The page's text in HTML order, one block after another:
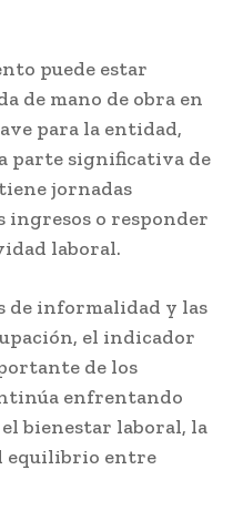
puede estar
de mano de obra en
para la entidad,
parte significativa de
jornadas
ingresos o responder
laboral.
de informalidad y las
el indicador
de los
enfrentando
bienestar laboral, la
equilibrio entre